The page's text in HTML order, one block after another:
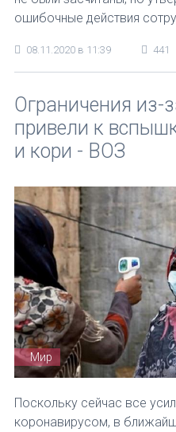
ошибочные действия
08.11.2020 в 11:39 441
Ограничения из-
привели к
и кори - ВОЗ
Мир
Поскольку сейчас все
коронавирусом, в